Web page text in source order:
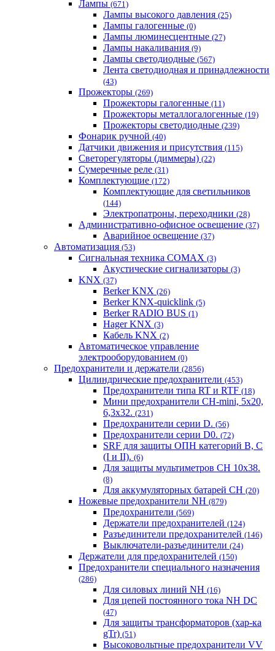
Лампы (671)
Лампы высокого давления (25)
Лампы галогенные (0)
Лампы люминесцентные (27)
Лампы накаливания (9)
Лампы светодиодные (567)
Лента светодиодная и принадлежности
(43)
Прожекторы (269)
Прожекторы галогенные (11)
Прожекторы металлогалогенные (19)
Прожекторы светодиодные (239)
Фонарик ручной (40)
Датчики движения и присутствия (115)
Светорегуляторы (диммеры) (22)
Сумеречные реле (31)
Комплектующие (172)
Комплектующие для светильников
(144)
Электропатроны, переходники (28)
Административно-офисное освещение (37)
Аварийное освещение (37)
Автоматизация (53)
Сигнальная техника COMAX (3)
Акустические сигнализаторы (3)
KNX (37)
Berker KNX (26)
Berker KNX-quicklink (5)
Berker RADIO BUS (1)
Hager KNX (3)
Кабель KNX (2)
Автоматическое управление
электрооборудованием (0)
Предохранители и держатели (2856)
Цилиндрические предохранители (453)
Предохранители типа RT и RTF (18)
Мини предохранители CH-mini, 5x20,
6,3x32. (231)
Предохранители серии D. (56)
Предохранители серии D0. (72)
SRF для защиты ОПН категорий B, C
(I и II). (6)
Для защиты мультиметров CH 10х38.
(8)
Для аккумуляторных батарей CH (20)
Ножевые предохранители NH (879)
Предохранители (569)
Держатели предохранителей (124)
Разъединители предохранителей (146)
Выключатели-разъединители (24)
Держатели для предохранителей (150)
Предохранители специального назначения
(286)
Для силовых линий NH (16)
Для цепей постоянного тока NH DC
(47)
Для защиты трансформаторов (хар-ка
gTr) (51)
Высоковольтные предохранители VV